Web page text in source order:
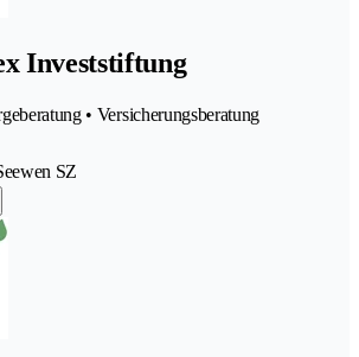
Investstiftung
• Versicherungsberatung
SZ